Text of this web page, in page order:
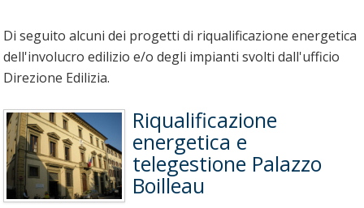
Di seguito alcuni dei progetti di riqualificazione energetica
dell'involucro edilizio e/o degli impianti svolti dall'ufficio
Direzione Edilizia.
Riqualificazione
energetica e
telegestione Palazzo
Boilleau